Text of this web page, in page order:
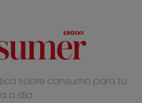
sobre consumo para tu
a día